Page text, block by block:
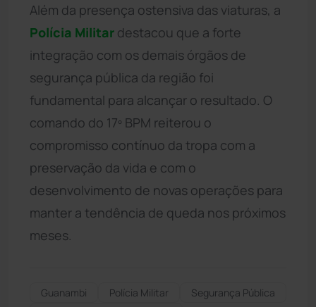
Além da presença ostensiva das viaturas, a
Polícia Militar destacou que a forte
integração com os demais órgãos de
segurança pública da região foi
fundamental para alcançar o resultado. O
comando do 17º BPM reiterou o
compromisso contínuo da tropa com a
preservação da vida e com o
desenvolvimento de novas operações para
manter a tendência de queda nos próximos
meses.
Guanambi Polícia Militar
Segurança Pública